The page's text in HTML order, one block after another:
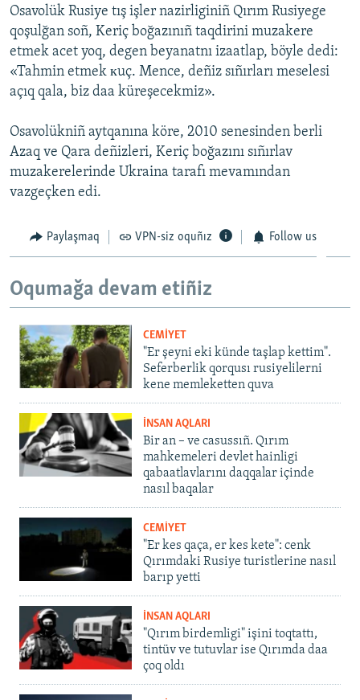
Русский
Українською
RFE/RS bütün saytları
Osavolük Rusiye tış işler nazirliginiñ Qırım Rusiyege
qoşulğan soñ, Keriç boğazınıñ taqdirini muzakere
etmek acet yoq, degen beyanatnı izaatlap, böyle dedi:
«Tahmin etmek кuç. Mence, deñiz sıñırları meselesi
açıq qala, biz daa küreşecekmiz».
Osavolükniñ aytqanına köre, 2010 senesinden berli
Azaq ve Qara deñizleri, Keriç boğazını sıñırlav
muzakerelerinde Ukraina tarafı mevamından
vazgeçken edi.
Paylaşmaq VPN-siz oquñız Follow us
Oqumağa devam etiñiz
CEMİYET
"Er şeyni eki künde taşlap kettim".
Seferberlik qorqusı rusiyelilerni
kene memleketten quva
İNSAN AQLARI
Bir an – ve casussıñ. Qırım
mahkemeleri devlet hainligi
qabaatlavlarını daqqalar içinde
nasıl baqalar
CEMİYET
"Er kes qaça, er kes kete": cenk
Qırımdaki Rusiye turistlerine nasıl
barıp yetti
İNSAN AQLARI
"Qırım birdemligi" işini toqtattı,
tintüv ve tutuvlar ise Qırımda daa
çoq oldı